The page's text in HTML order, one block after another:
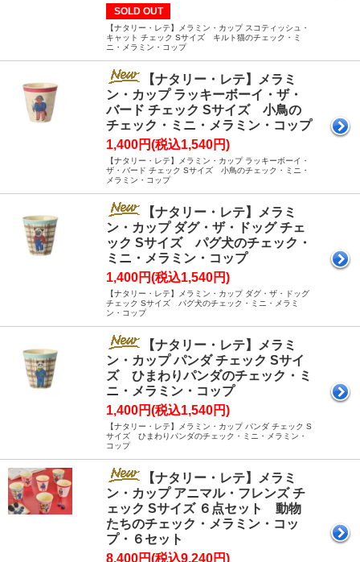
SOLD OUT
【ナタリー・レテ】メラミン・カップ スコティッシュ・
キャット チェック Sサイズ キルト猫のチェック・ミ
ニ・メラミン・コップ
【ナタリー・レテ】メラミ
ン・カップ ラッキーボーイ・ザ・
バード チェック Sサイズ 小鳥の
チェック・ミニ・メラミン・コップ
1,400円(税込1,540円)
【ナタリー・レテ】メラミン・カップ ラッキーボーイ・
ザ・バード チェック Sサイズ 小鳥のチェック・ミニ・
メラミン・コップ
【ナタリー・レテ】メラミ
ン・カップ ダグ・ザ・ドッグ チェ
ック Sサイズ パグ犬のチェック・
ミニ・メラミン・コップ
1,400円(税込1,540円)
【ナタリー・レテ】メラミン・カップ ダグ・ザ・ドッグ
チェック Sサイズ パグ犬のチェック・ミニ・メラミ
ン・コップ
【ナタリー・レテ】メラミ
ン・カップ パンダ チェック Sサイ
ズ ひまわりパンダのチェック・ミ
ニ・メラミン・コップ
1,400円(税込1,540円)
【ナタリー・レテ】メラミン・カップ パンダ チェック S
サイズ ひまわりパンダのチェック・ミニ・メラミン・
コップ
【ナタリー・レテ】メラミ
ン・カップ アニマル・フレンズ チ
ェック Sサイズ ６点セット 動物
たちのチェック・メラミン・コッ
プ・６セット
8,400円(税込9,240円)